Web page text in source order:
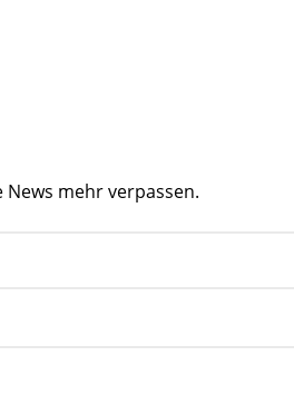
mehr verpassen.